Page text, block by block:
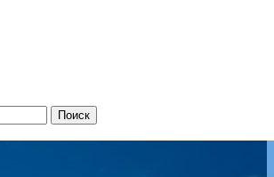
Поиск